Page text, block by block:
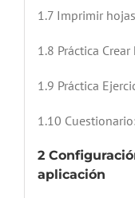
1.7 Imprimir
1.8 Práctica
1.9 Práctica
1.10
2
aplicación